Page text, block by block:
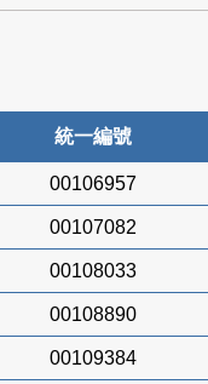
統一編號
00106957
00107082
00108033
00108890
00109384